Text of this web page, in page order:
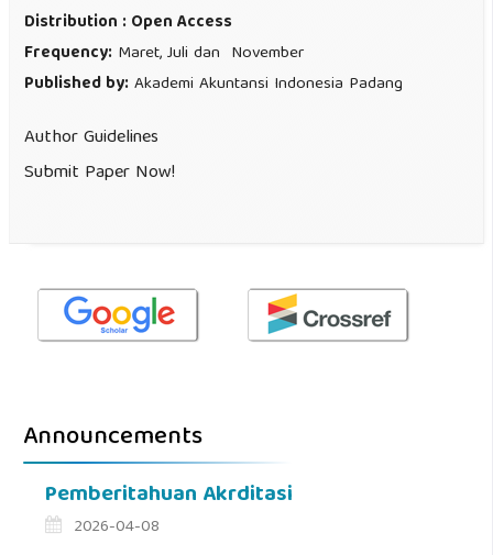
Distribution : Open Access
Frequency: Maret, Juli dan November
Published by:Akademi Akuntansi Indonesia Padang
Author Guidelines
Submit Paper Now!
Announcements
Pemberitahuan Akrditasi
2026-04-08